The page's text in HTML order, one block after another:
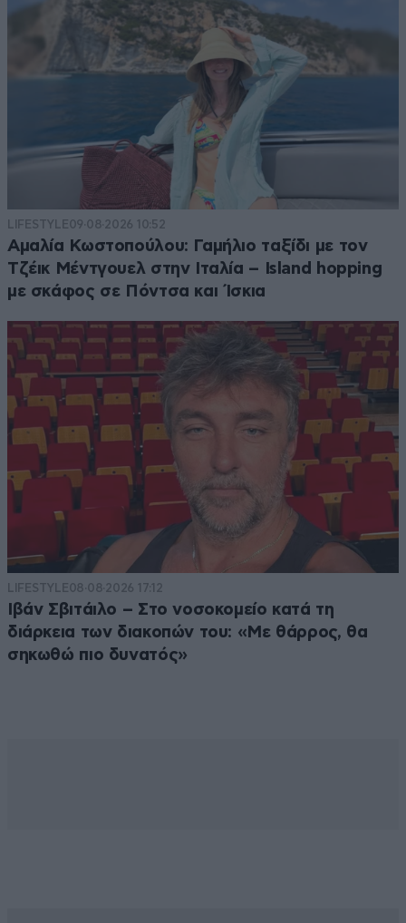
LIFESTYLE09·08·2026 10:52
Αμαλία Κωστοπούλου: Γαμήλιο ταξίδι με τον
Τζέικ Μέντγουελ στην Ιταλία – Island hopping
με σκάφος σε Πόντσα και Ίσκια
LIFESTYLE08·08·2026 17:12
Ιβάν Σβιτάιλο – Στο νοσοκομείο κατά τη
διάρκεια των διακοπών του: «Με θάρρος, θα
σηκωθώ πιο δυνατός»